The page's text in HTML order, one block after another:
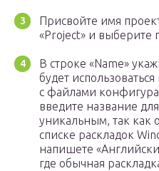
Присвойте имя
«Project» и выберите
В строке «Name»
будет
с файлами
введите название
уникальным, так как
списке раскладок
напишете
где обычная